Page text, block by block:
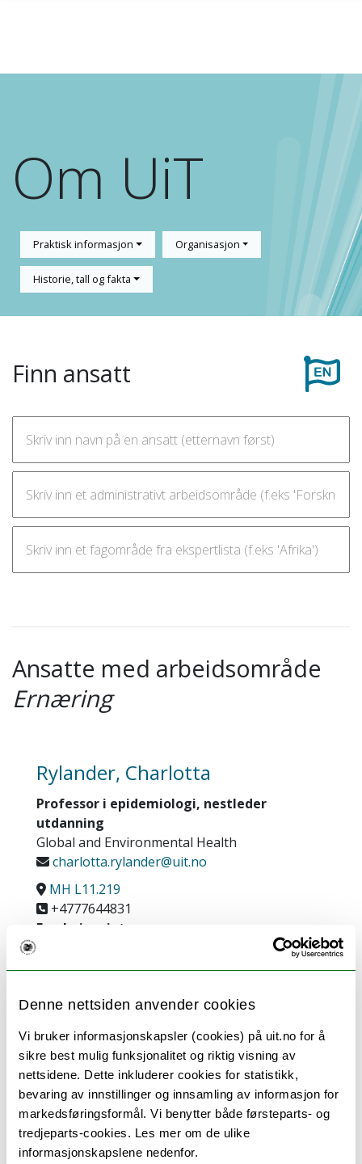
Denne nettsiden anvender cookies
Vi bruker informasjonskapsler (cookies) på uit.no for å
sikre best mulig funksjonalitet og riktig visning av
nettsidene. Dette inkluderer cookies for statistikk,
bevaring av innstillinger og innsamling av informasjon for
markedsføringsformål. Vi benytter både førsteparts- og
tredjeparts-cookies. Les mer om de ulike
informasjonskapslene nedenfor.
Om UiT
Praktisk informasjon Organisasjon
Historie, tall og fakta
Finn ansatt
Ansatte med arbeidsområde
Ernæring
Rylander, Charlotta
Professor i epidemiologi, nestleder
utdanning
Global and Environmental Health
charlotta.rylander@uit.no
MH L11.219
+4777644831
Forskningsinteresser:
Jeg er ansvarlig for flere forskningsprosjekter
innenfor miljø-, kreft- og perinatal
kreftrisiko (2022-2025)
Repeterte målinger av organiske
miljøgifter, kroppsvekt, hormoner og
lipider og risiko for type 2 diabetes.
(2016-)
Tenåringsgraviditeter i republikken
Georgia (2021-2024)